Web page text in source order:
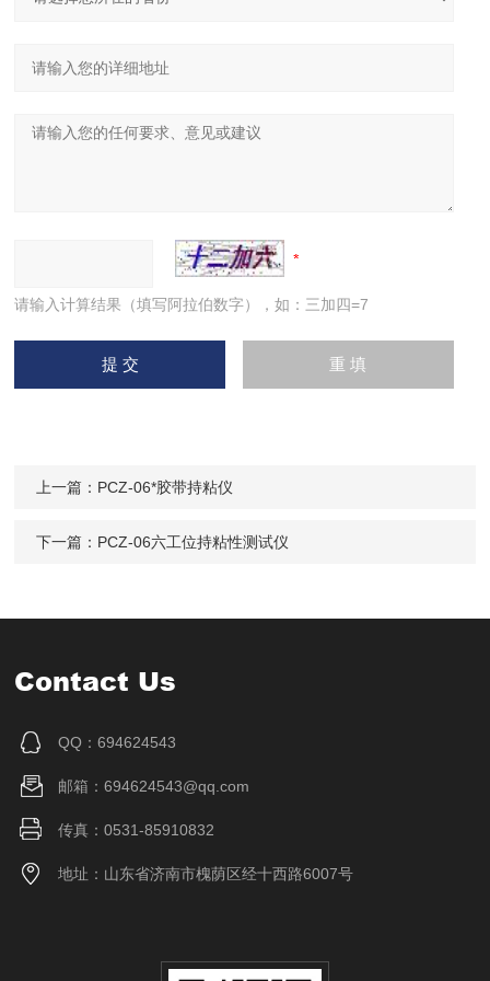
请输入计算结果（填写阿拉伯数字），如：三加四=7
上一篇： PCZ-06*胶带持粘仪
下一篇： PCZ-06六工位持粘性测试仪
Contact Us
QQ：694624543
邮箱：694624543@qq.com
传真：0531-85910832
地址：山东省济南市槐荫区经十西路6007号